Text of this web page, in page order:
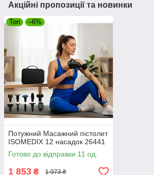
Акційні пропозиції та новинки
Топ –6%
Потужний Масажний пістолет
ISOMEDIX 12 насадок 26441
Готово до відправки 11 од.
1 853 ₴ 1 973 ₴